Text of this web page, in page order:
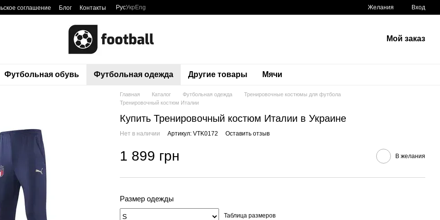
соглашение Блог Контакты РусУкр Eng Желания Вход
Мой заказ
Футбольная обувь Футбольная одежда Другие товары Мячи
Главная Каталог Футбольная одежда
Тренировочные костюмы для футбола
Тренировочный костюм Италии
Купить Тренировочный костюм Италии в Украине
Нет в наличии Артикул: VTK0172 Оставить отзыв
1 899 грн В желания
Размер одежды
Таблица размеров